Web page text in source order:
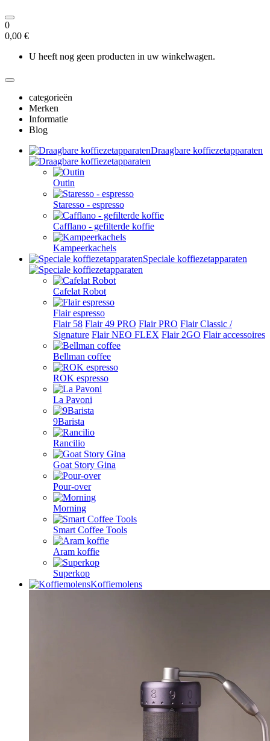
0
0,00 €
U heeft nog geen producten in uw winkelwagen.
categorieën
Merken
Informatie
Blog
Draagbare koffiezetapparaten
Outin
Staresso - espresso
Cafflano - gefilterde koffie
Kampeerkachels
Speciale koffiezetapparaten
Cafelat Robot
Flair espresso
Flair 58 Flair 49 PRO Flair PRO Flair Classic /
Signature Flair NEO FLEX Flair 2GO Flair accessoires
Bellman coffee
ROK espresso
La Pavoni
9Barista
Rancilio
Goat Story Gina
Pour-over
Morning
Smart Coffee Tools
Aram koffie
Superkop
Koffiemolens